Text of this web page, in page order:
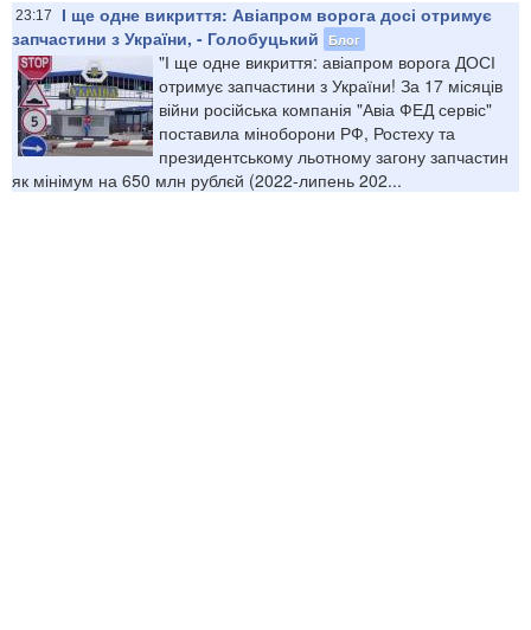
23:17
І ще одне викриття: Авіапром ворога досі отримує
запчастини з України, - Голобуцький
Блог
"І ще одне викриття: авіапром ворога ДОСІ
отримує запчастини з України! За 17 місяців
війни російська компанія "Авіа ФЕД сервіс"
поставила міноборони РФ, Ростеху та
президентському льотному загону запчастин
як мінімум на 650 млн рублєй (2022-липень 202...